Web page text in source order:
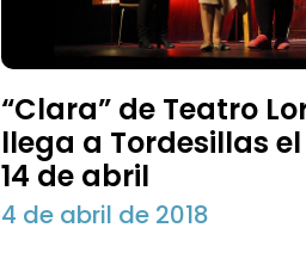
“Clara” de Teatro
llega a Tordesillas
14 de abril
4 de abril de 2018